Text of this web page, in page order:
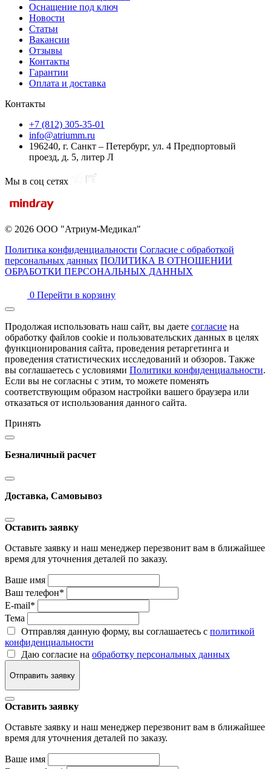
Оснащение под ключ
Новости
Статьи
Вакансии
Отзывы
Контакты
Гарантии
Оплата и доставка
Контакты
+7 (812) 305-35-01
info@atriumm.ru
196240, г. Санкт – Петербург, ул. 4 Предпортовый
проезд, д. 5, литер Л
Мы в соц сетях
© 2026 ООО "Атриум-Медикал"
Политика конфиденциальности Согласие с обработкой
персональных данных ПОЛИТИКА В ОТНОШЕНИИ
ОБРАБОТКИ ПЕРСОНАЛЬНЫХ ДАННЫХ
0 Перейти в корзину
Продолжая использовать наш сайт, вы даете согласие на
обработку файлов cookie и пользовательских данных в целях
функционирования сайта, проведения ретаргетинга и
проведения статистических исследований и обзоров. Также
вы соглашаетесь с условиями Политики конфиденциальности.
Если вы не согласны с этим, то можете поменять
соответствующим образом настройки вашего браузера или
отказаться от использования данного сайта.
Принять
Безналичный расчет
Доставка, Самовывоз
Оставить заявку
Оставьте заявку и наш менеджер перезвонит вам в ближайшее
время для уточнения деталей по заказу.
Ваше имя
Ваш телефон*
E-mail*
Тема
Отправляя данную форму, вы соглашаетесь с политикой
конфиденциальности
Даю согласие на обработку персональных данных
Отправить заявку
Оставить заявку
Оставьте заявку и наш менеджер перезвонит вам в ближайшее
время для уточнения деталей по заказу.
Ваше имя